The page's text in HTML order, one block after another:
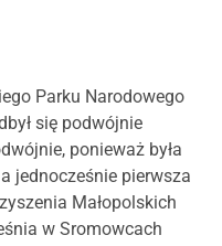
Parku Narodowego
się podwójnie
ponieważ była
jednocześnie pierwsza
Małopolskich
w Sromowcach